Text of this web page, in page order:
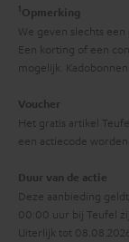
m
a
i
e
1 Opmerking
We geven slechts
Een korting of een
mogelijk.
Voucher
Het gratis artikel
een actiecode worden
Duur van de actie
Deze aanbieding
00:00 uur bij Teufel
Uiterlijk tot